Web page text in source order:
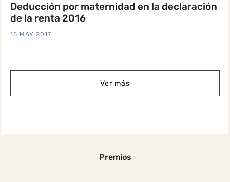
Deducción por maternidad en la declaración
de la renta 2016
15 MAY 2017
Ver más
Premios